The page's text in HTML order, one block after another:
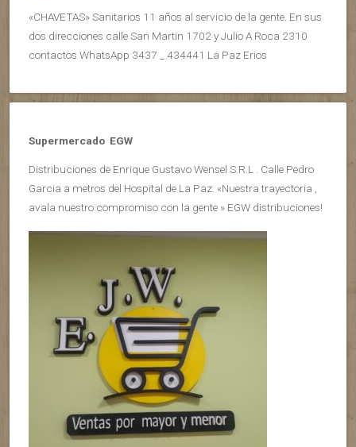
«CHAVETAS» Sanitarios 11 años al servicio de la gente. En sus
dos direcciones calle San Martin 1702 y Julio A Roca 2310
contactos WhatsApp 3437 _ 434441 La Paz Erios
Supermercado EGW
Distribuciones de Enrique Gustavo Wensel S.R.L . Calle Pedro
Garcia a metros del Hospital de La Paz. «Nuestra trayectoria ,
avala nuestro compromiso con la gente » EGW distribuciones!